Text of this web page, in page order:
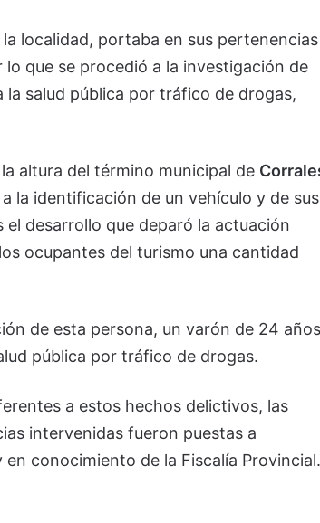
localidad, portaba en sus pertenencias
que se procedió a la investigación de
salud pública por tráfico de drogas,
altura del término municipal de
la identificación de un vehículo y de sus
desarrollo que deparó la actuación
ocupantes del turismo una cantidad
de esta persona, un varón de 24 años
pública por tráfico de drogas.
a estos hechos delictivos, las
intervenidas fueron puestas a
conocimiento de la Fiscalía Provincial.